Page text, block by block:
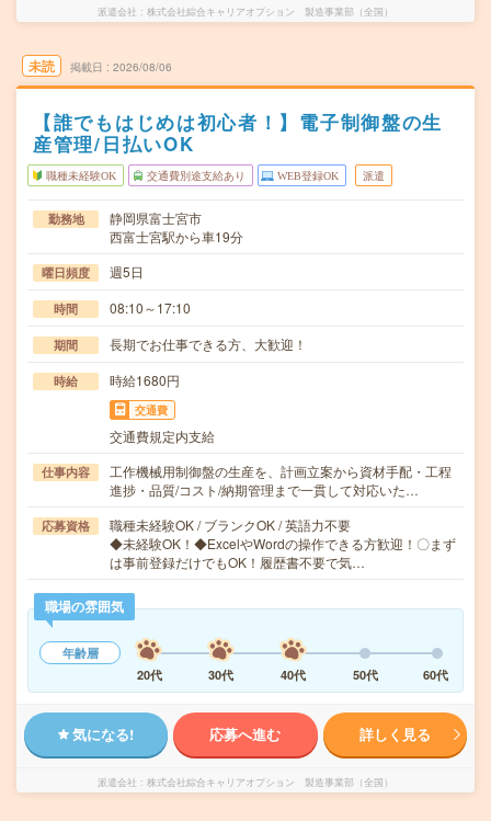
派遣会社 株式会社綜合キャリアオプション 製造事業部（全国）
未読 掲載日 2026/08/06
【誰でもはじめは初心者！】電子制御盤の生
産管理/日払いOK
職種未経験OK 交通費別途支給あり WEB登録OK 派遣
勤務地
静岡県富士宮市
西富士宮駅から車19分
曜日頻度 週5日
時間 08:10～17:10
期間 長期でお仕事できる方、大歓迎！
時給 時給1680円
交通費
交通費規定内支給
仕事内容
工作機械用制御盤の生産を、計画立案から資材手配・工程
進捗・品質/コスト/納期管理まで一貫して対応いた…
応募資格
職種未経験OK / ブランクOK / 英語力不要
◆未経験OK！◆ExcelやWordの操作できる方歓迎！〇まず
は事前登録だけでもOK！履歴書不要で気…
職場の雰囲気
年齢層
20代
30代 40代 50代 60代
気になる! 応募へ進む 詳しく見る
派遣会社 株式会社綜合キャリアオプション 製造事業部（全国）